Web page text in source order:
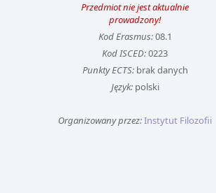
Przedmiot nie jest aktualnie
prowadzony!
Kod Erasmus:08.1
Kod ISCED:0223
Punkty ECTS:brak danych
Język:polski
Organizowany przez:Instytut Filozofii